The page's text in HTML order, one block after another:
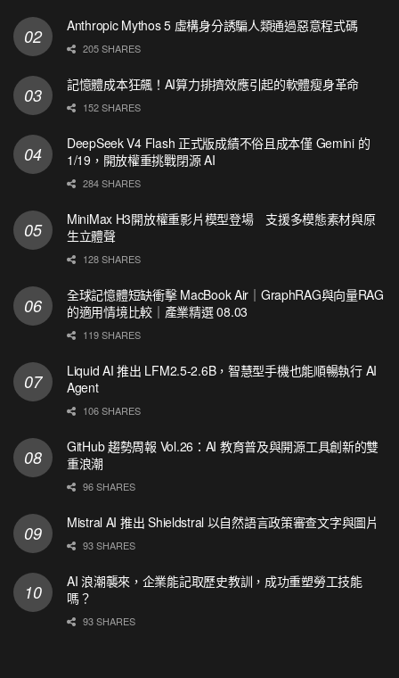
Anthropic Mythos 5 虛構身分誘騙人類通過惡意程式碼
205 SHARES
記憶體成本狂飆！AI算力排擠效應引起的軟體瘦身革命
152 SHARES
DeepSeek V4 Flash 正式版成績不俗且成本僅 Gemini 的
1/19，開放權重挑戰閉源 AI
284 SHARES
MiniMax H3開放權重影片模型登場 支援多模態素材與原
生立體聲
128 SHARES
全球記憶體短缺衝擊 MacBook Air｜GraphRAG與向量RAG
的適用情境比較｜產業精選 08.03
119 SHARES
Liquid AI 推出 LFM2.5-2.6B，智慧型手機也能順暢執行 AI
Agent
106 SHARES
GitHub 趨勢周報 Vol.26：AI 教育普及與開源工具創新的雙
重浪潮
96 SHARES
Mistral AI 推出 Shieldstral 以自然語言政策審查文字與圖片
93 SHARES
AI 浪潮襲來，企業能記取歷史教訓，成功重塑勞工技能
嗎？
93 SHARES